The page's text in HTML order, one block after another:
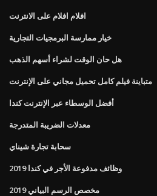
افلام افلام على الانترنت
خيار ممارسة البرمجيات التجارية
هل حان الوقت لشراء أسهم الذهب
متباينة فيلم كامل تحميل مجاني على الإنترنت
أفضل الوسطاء عبر الإنترنت كندا
معدلات الضريبة المتدرجة
سحابة تجارة شيناي
وظائف مدفوعة الأجر في كندا 2019
مخصص الرسم البياني 2019